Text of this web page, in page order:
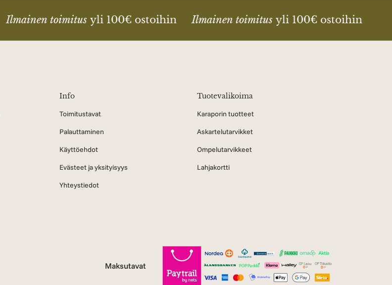
Ilmainen toimitusyli 100€ ostoihin Ilmainen toimitusyli 100€ ostoihin
Info
Toimitustavat
Palauttaminen
Käyttöehdot
Evästeet ja yksityisyys
Yhteystiedot
Tuotevalikoima
Karaporin tuotteet
Askartelutarvikket
Ompelutarvikkeet
Lahjakortti
Maksutavat